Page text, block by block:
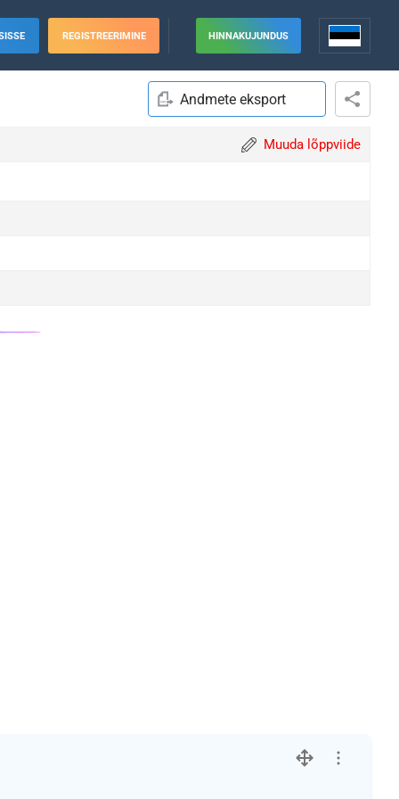
REGISTREERIMINE HINNAKUJUNDUS
Andmete eksport
Muuda lõppviide